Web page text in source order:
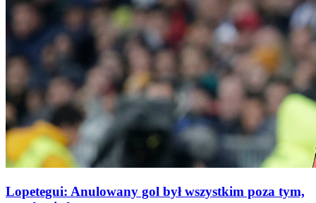
Lopetegui: Anulowany gol był wszystkim poza tym,